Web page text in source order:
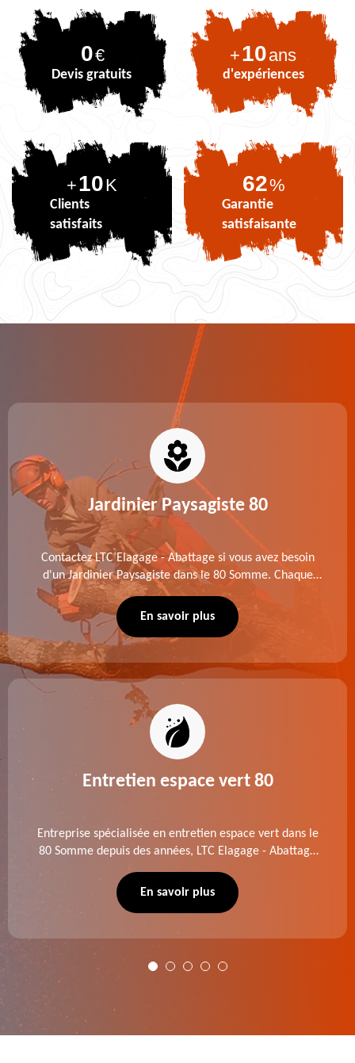
0€
Devis gratuits
+10ans
d'expériences
+10K
Clients
satisfaits
75%
Garantie
satisfaisante
Jardinier Paysagiste 80
Contactez LTC Elagage - Abattage si vous avez besoin
d'un Jardinier Paysagiste dans le 80 Somme. Chaque
intervention est exécutée selon les normes en vigueur.
Découvrez un extérieur exceptionnel grâce à notre
En savoir plus
Entretien espace vert 80
Entreprise spécialisée en entretien espace vert dans le
80 Somme depuis des années, LTC Elagage - Abattage
de dessouchage et autre. Devis offert.
En savoir plus